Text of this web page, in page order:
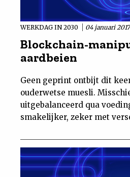
WERKDAG IN 2030 04 januari 2017
Blockchain-
aardbeien
Geen geprint ontbijt dit
ouderwetse muesli.
uitgebalanceerd qua
smakelijker, zeker met